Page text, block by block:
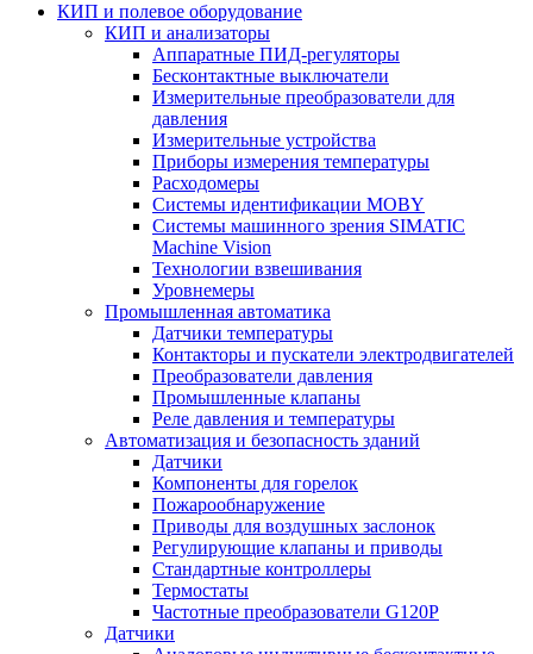
КИП и полевое оборудование
КИП и анализаторы
Аппаратные ПИД-регуляторы
Бесконтактные выключатели
Измерительные преобразователи для
давления
Измерительные устройства
Приборы измерения температуры
Расходомеры
Системы идентификации MOBY
Системы машинного зрения SIMATIC
Machine Vision
Технологии взвешивания
Уровнемеры
Промышленная автоматика
Датчики температуры
Контакторы и пускатели электродвигателей
Преобразователи давления
Промышленные клапаны
Реле давления и температуры
Автоматизация и безопасность зданий
Датчики
Компоненты для горелок
Пожарообнаружение
Приводы для воздушных заслонок
Регулирующие клапаны и приводы
Стандартные контроллеры
Термостаты
Частотные преобразователи G120P
Датчики